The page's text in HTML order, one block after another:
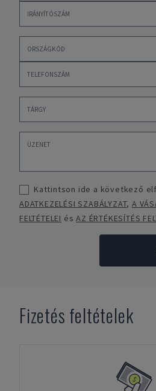
Kattintson ide a következő
ADATKEZELÉSI SZABÁLYZAT,A
FELTÉTELEI ésAZ ÉRTÉKESÍTÉS
Fizetés feltételek